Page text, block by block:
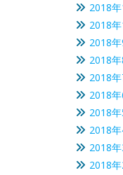
2018
2018
2018年
2018年
2018年
2018年
2018年
2018年
2018年
2018年